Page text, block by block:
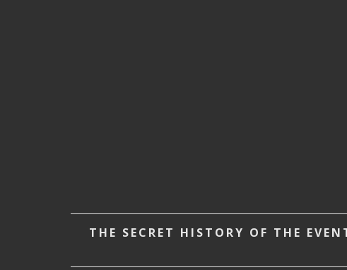
THE SECRET HISTORY OF THE